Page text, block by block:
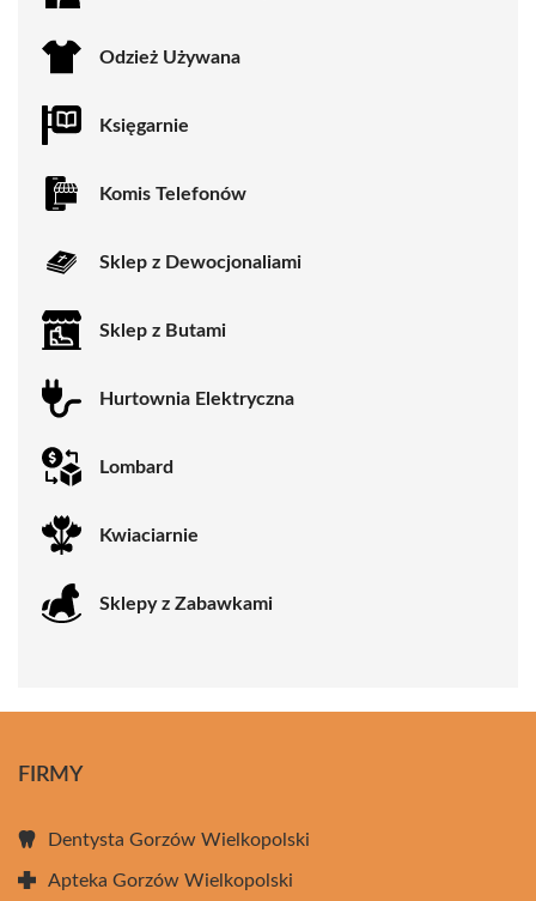
Odzież Używana
Księgarnie
Komis Telefonów
Sklep z Dewocjonaliami
Sklep z Butami
Hurtownia Elektryczna
Lombard
Kwiaciarnie
Sklepy z Zabawkami
FIRMY
Dentysta Gorzów Wielkopolski
Apteka Gorzów Wielkopolski